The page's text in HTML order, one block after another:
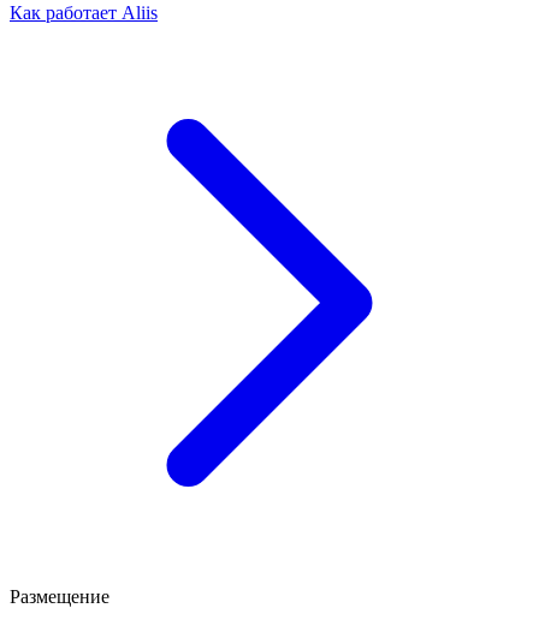
Как работает Aliis
Размещение